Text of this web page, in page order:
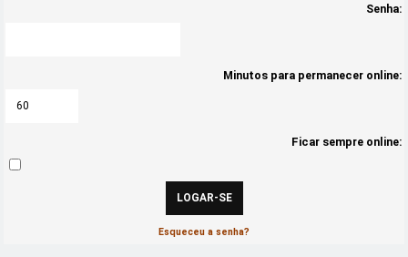
Senha:
Minutos para permanecer online:
Ficar sempre online:
Esqueceu a senha?